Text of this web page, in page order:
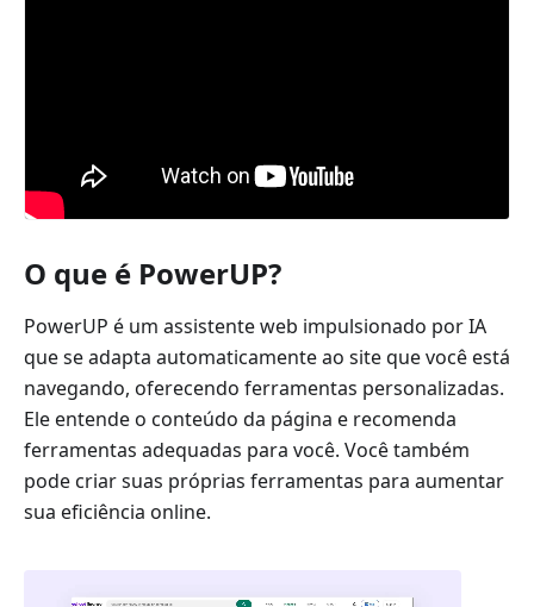
O que é PowerUP?
PowerUP é um assistente web impulsionado por IA
que se adapta automaticamente ao site que você está
navegando, oferecendo ferramentas personalizadas.
Ele entende o conteúdo da página e recomenda
ferramentas adequadas para você. Você também
pode criar suas próprias ferramentas para aumentar
sua eficiência online.